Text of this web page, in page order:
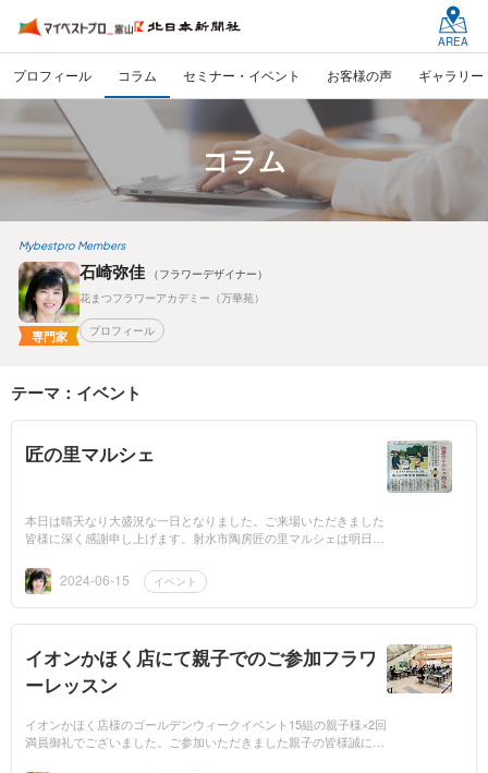
AREA
プロフィール コラム セミナー・イベント お客様の声 ギャラリー
コラム
Mybestpro Members
専門家
石崎弥佳
（フラワーデザイナー）
花まつフラワーアカデミー（万華苑）
プロフィール
テーマ：イベント
匠の里マルシェ
本日は晴天なり大盛況な一日となりました。ご来場いただきました
皆様に深く感謝申し上げます。射水市陶房匠の里マルシェは明日も
2024-06-15 イベント
イオンかほく店にて親子でのご参加フラワ
ーレッスン
イオンかほく店様のゴールデンウィークイベント15組の親子様×2回
満員御礼でございました。ご参加いただきました親子の皆様誠にあ